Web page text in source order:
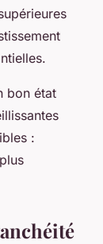
bon état
: